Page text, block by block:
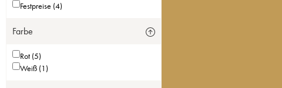
Festpreise (4)
Farbe
Rot (5)
Weiß (1)